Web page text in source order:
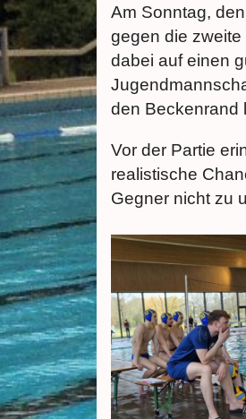
Am Sonntag,
gegen die
dabei auf einen
den Beckenrand
Vor der Partie
realistische
Gegner nicht zu